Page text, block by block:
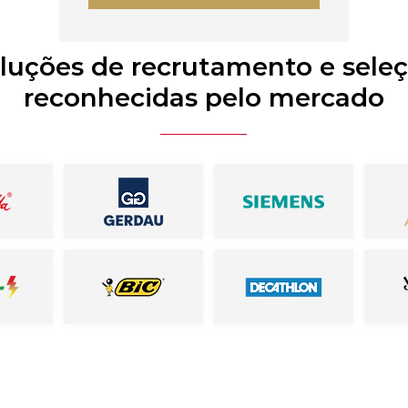
de recrutamento e
reconhecidas pelo mercado